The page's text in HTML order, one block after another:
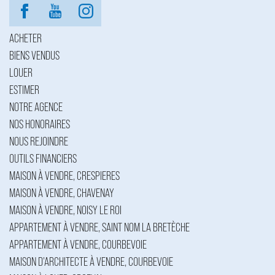
ACHETER
BIENS VENDUS
LOUER
ESTIMER
NOTRE AGENCE
NOS HONORAIRES
NOUS REJOINDRE
OUTILS FINANCIERS
MAISON À VENDRE, CRESPIERES
MAISON À VENDRE, CHAVENAY
MAISON À VENDRE, NOISY LE ROI
APPARTEMENT À VENDRE, SAINT NOM LA BRETÈCHE
APPARTEMENT À VENDRE, COURBEVOIE
MAISON D'ARCHITECTE À VENDRE, COURBEVOIE